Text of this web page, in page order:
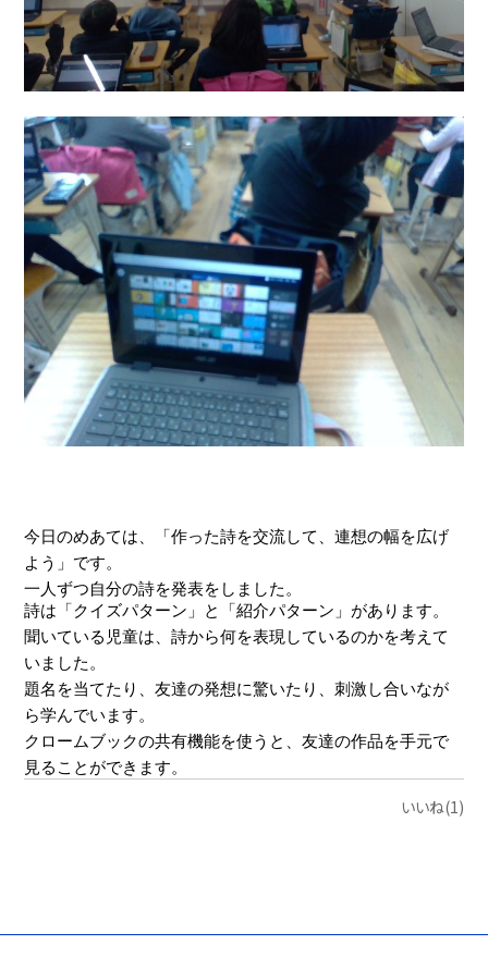
今日のめあては、「作った詩を交流して、連想の幅を広げ
よう」です。
一人ずつ自分の詩を発表をしました。
詩は「クイズパターン」と「紹介パターン」があります。
聞いている児童は、詩から何を表現しているのかを考えて
いました。
題名を当てたり、友達の発想に驚いたり、刺激し合いなが
ら学んでいます。
クロームブックの共有機能を使うと、友達の作品を手元で
見ることができます。
いいね(1)